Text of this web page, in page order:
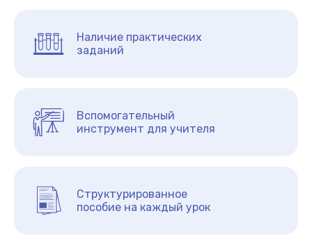
Наличие практических
заданий
Вспомогательный
инструмент для учителя
Структурированное
пособие на каждый урок